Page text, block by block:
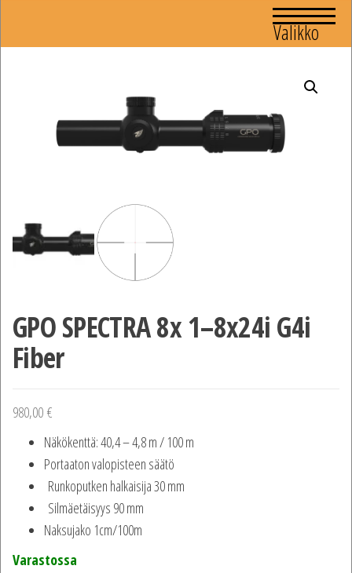
Valikko
GPO SPECTRA 8x 1–8x24i G4i
Fiber
980,00 €
Näkökenttä: 40,4 – 4,8 m / 100 m
Portaaton valopisteen säätö
Runkoputken halkaisija 30 mm
Silmäetäisyys 90 mm
Naksujako 1cm/100m
Varastossa